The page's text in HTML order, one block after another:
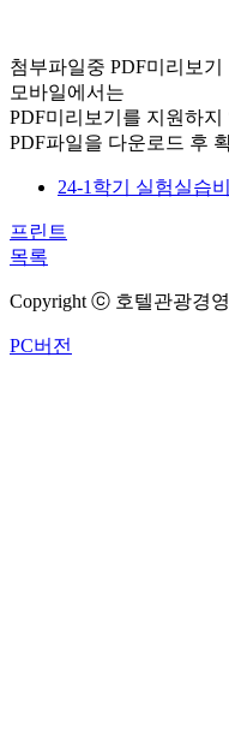
첨부파일중 PDF미리보기
모바일에서는
PDF미리보기를 지원하지
PDF파일을 다운로드 후
24-1학기 실험실습
프린트
목록
Copyright ⓒ 호텔관광경영
PC버전